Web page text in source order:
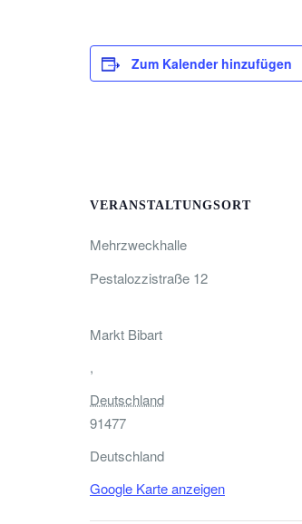
Zum Kalender hinzufügen
VERANSTALTUNGSORT
Mehrzweckhalle
Pestalozzistraße 12
Markt Bibart
,
Deutschland
91477
Deutschland
Google Karte anzeigen